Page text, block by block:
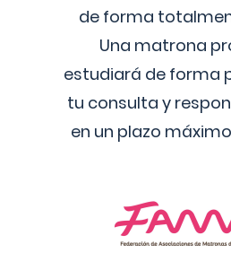
de forma
Una matrona
estudiará de forma
tu consulta y
en un plazo